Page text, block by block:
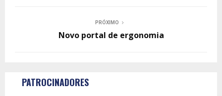
PRÓXIMO
Novo portal de ergonomia
PATROCINADORES